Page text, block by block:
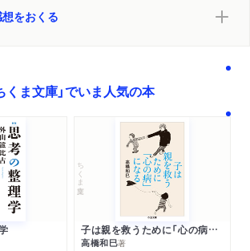
想をおくる
くま文庫」でいま人気の本
ちくま文庫
子は親を救うために「心の病」になる
高橋和巳著